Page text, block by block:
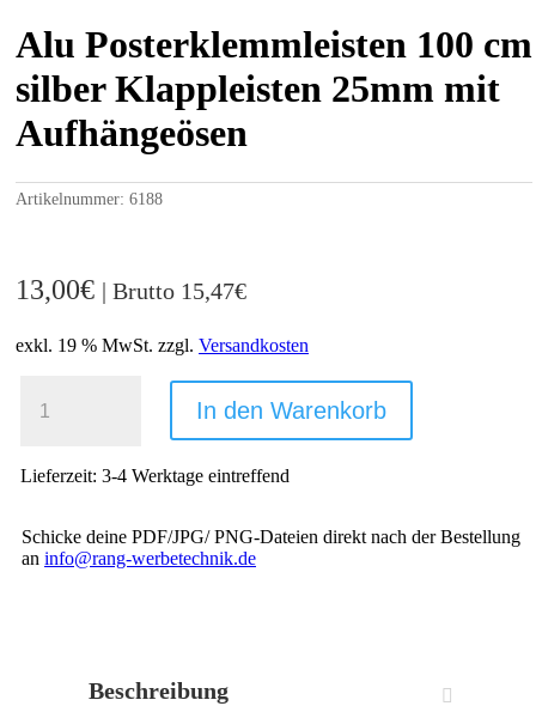
Alu Posterklemmleisten 100 cm
silber Klappleisten 25mm mit
Aufhängeösen
Artikelnummer: 6188
13,00€ | Brutto 15,47€
exkl. 19 % MwSt. zzgl. Versandkosten
POSTERKLEMMLEISTEN
SILBER
MIT
AUFHÄNGEÖSEN
In den Warenkorb
Lieferzeit:3-4 Werktage eintreffend
Schicke deine PDF/JPG/ PNG-Dateien direkt nach der Bestellung
an info@rang-werbetechnik.de
Beschreibung